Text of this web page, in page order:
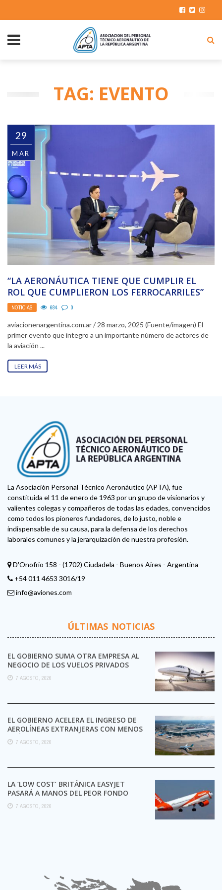
TAG: EVENTO
29
MAR
“LA AERONÁUTICA TIENE QUE CUMPLIR EL
ROL QUE CUMPLIERON LOS FERROCARRILES”
ALEJANDRO MAGARIÑOS, ENTREVISTA
NOTICIAS 684 0
aviacionenargentina.com.ar / 28 marzo, 2025 (Fuente/imagen) El
primer evento que integro a un importante número de actores de
la aviación ...
LEER MÁS
La Asociación Personal Técnico Aeronáutico (APTA), fue
constituida el 11 de enero de 1963 por un grupo de visionarios y
valientes colegas y compañeros de todas las edades, convencidos
como todos los pioneros fundadores, de lo justo, noble e
indispensable de su causa, para la defensa de los derechos
laborales comunes y la jerarquización de nuestra profesión.
D'Onofrio 158 - (1702) Ciudadela - Buenos Aires - Argentina
+54 011 4653 3016/19
info@aviones.com
ÚLTIMAS NOTICIAS
EL GOBIERNO SUMA OTRA EMPRESA AL
NEGOCIO DE LOS VUELOS PRIVADOS
7 AGOSTO, 2026
EL GOBIERNO ACELERA EL INGRESO DE
AEROLÍNEAS EXTRANJERAS CON MENOS
TRÁMITES
7 AGOSTO, 2026
LA ‘LOW COST’ BRITÁNICA EASYJET
PASARÁ A MANOS DEL PEOR FONDO
POSIBLE:
7 AGOSTO, 2026